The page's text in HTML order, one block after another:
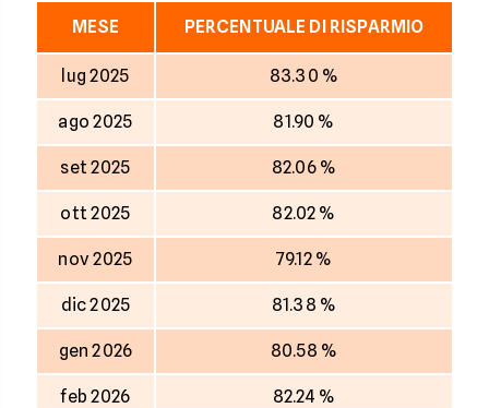
MESE PERCENTUALE DI RISPARMIO
lug 2025 83.30 %
ago 2025 81.90 %
set 2025 82.06 %
ott 2025 82.02 %
nov 2025 79.12 %
dic 2025 81.38 %
gen 2026 80.58 %
feb 2026 82.24 %